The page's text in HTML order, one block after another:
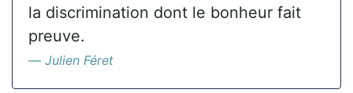
la discrimination dont le bonheur fait
preuve.
Julien Féret